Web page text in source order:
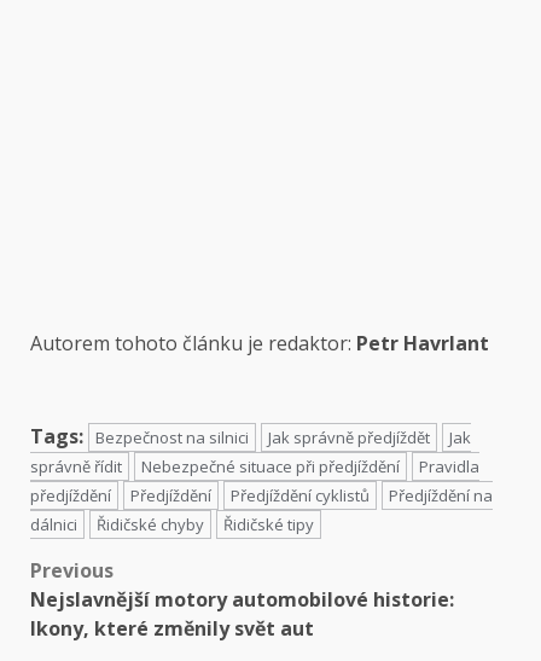
Autorem tohoto článku je redaktor: Petr Havrlant
Tags: Bezpečnost na silnici Jak správně předjíždět
Jak
správně řídit
Nebezpečné situace při předjíždění
Pravidla
předjíždění
Předjíždění Předjíždění cyklistů
Předjíždění na
dálnici
Řidičské chyby Řidičské tipy
Previous
Nejslavnější motory automobilové historie:
Ikony, které změnily svět aut